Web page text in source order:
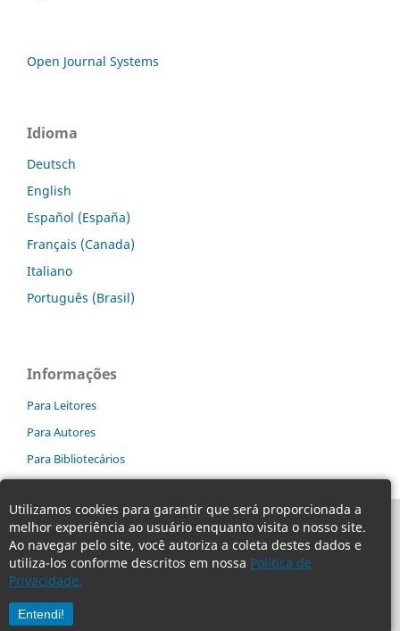
Utilizamos cookies para garantir que será proporcionada a
melhor experiência ao usuário enquanto visita o nosso site.
Ao navegar pelo site, você autoriza a coleta destes dados e
utiliza-los conforme descritos em nossa Política de
Privacidade.
Entendi!
Open Journal Systems
Idioma
Deutsch
English
Español (España)
Français (Canada)
Italiano
Português (Brasil)
Informações
Para Leitores
Para Autores
Para Bibliotecários